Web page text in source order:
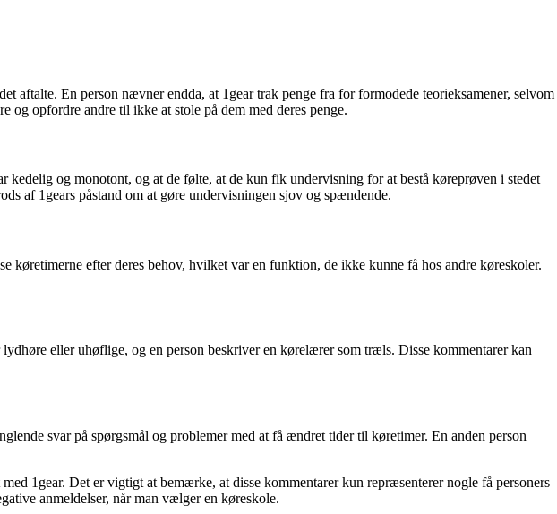
aftalte. En person nævner endda, at 1gear trak penge fra for formodede teorieksamener, selvom
og opfordre andre til ikke at stole på dem med deres penge.
og monotont, og at de følte, at de kun fik undervisning for at bestå køreprøven i stedet
af 1gears påstand om at gøre undervisningen sjov og spændende.
efter deres behov, hvilket var en funktion, de ikke kunne få hos andre køreskoler.
eller uhøflige, og en person beskriver en kørelærer som træls. Disse kommentarer kan
svar på spørgsmål og problemer med at få ændret tider til køretimer. En anden person
1gear. Det er vigtigt at bemærke, at disse kommentarer kun repræsenterer nogle få personers
anmeldelser, når man vælger en køreskole.